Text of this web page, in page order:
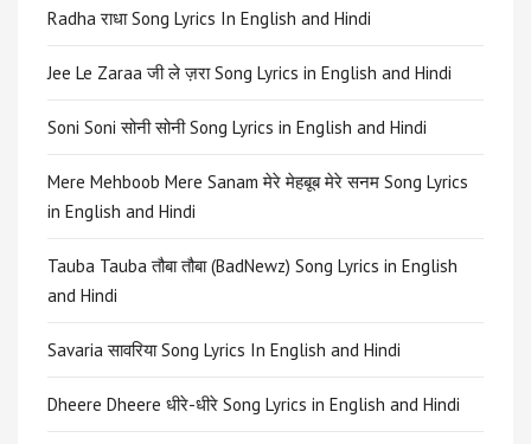
Radha राधा Song Lyrics In English and Hindi
Jee Le Zaraa जी ले ज़रा Song Lyrics in English and Hindi
Soni Soni सोनी सोनी Song Lyrics in English and Hindi
Mere Mehboob Mere Sanam मेरे मेहबूब मेरे सनम Song Lyrics
in English and Hindi
Tauba Tauba तौबा तौबा (BadNewz) Song Lyrics in English
and Hindi
Savaria सावरिया Song Lyrics In English and Hindi
Dheere Dheere धीरे-धीरे Song Lyrics in English and Hindi